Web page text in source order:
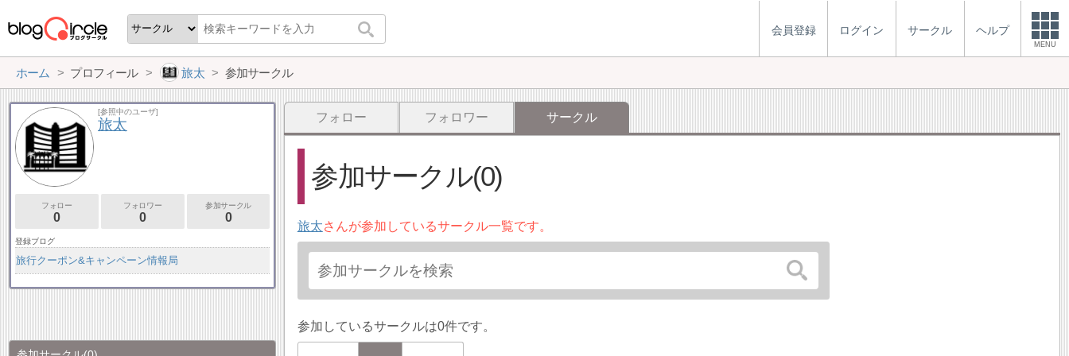
会員登録 ログイン サークル ヘルプ
MENU
ホーム プロフィール 旅太 参加サークル
フォロー フォロワー サークル
参加サークル(0)
旅太さんが参加しているサークル一覧です。
参加しているサークルは0件です。
[参照中のユーザ]
旅太
フォロー
0
フォロワー
0
参加サークル
0
登録ブログ
旅行クーポン&キャンペーン情報局